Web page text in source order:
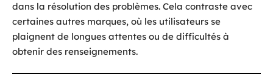
dans la résolution des problèmes. Cela contraste avec
certaines autres marques, où les utilisateurs se
plaignent de longues attentes ou de difficultés à
obtenir des renseignements.